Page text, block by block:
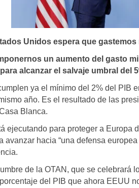
Unidos espera que gastemos
un aumento del gasto
alcanzar el salvaje umbral del
ya el mínimo del 2% del PIB
año. Es el resultado de las
Blanca.
ejecutando para proteger a Europa
hacia “una defensa
de la OTAN, que se celebrará
del PIB que ahora EEUU